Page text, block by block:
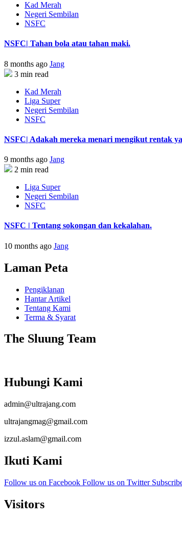
Kad Merah
Negeri Sembilan
NSFC
NSFC| Tahan bola atau tahan maki.
8 months ago Jang
3 min read
Kad Merah
Liga Super
Negeri Sembilan
NSFC
NSFC| Adakah mereka menari mengikut rentak
9 months ago Jang
2 min read
Liga Super
Negeri Sembilan
NSFC
NSFC | Tentang sokongan dan kekalahan.
10 months ago Jang
Laman Peta
Pengiklanan
Hantar Artikel
Tentang Kami
Terma & Syarat
The Sluung Team
Hubungi Kami
admin@ultrajang.com
ultrajangmag@gmail.com
izzul.aslam@gmail.com
Ikuti Kami
Follow us on Facebook Follow us on Twitter
Visitors